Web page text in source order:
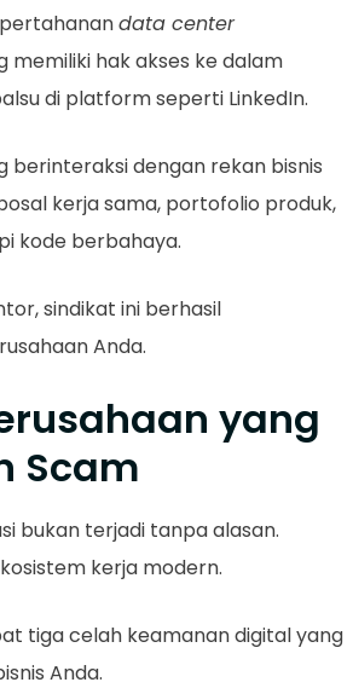
data center
memiliki hak akses ke dalam
di platform seperti LinkedIn.
berinteraksi dengan rekan bisnis
kerja sama, portofolio produk,
kode berbahaya.
sindikat ini berhasil
Anda.
yang
Scam
bukan terjadi tanpa alasan.
kerja modern.
tiga celah keamanan digital yang
Anda.